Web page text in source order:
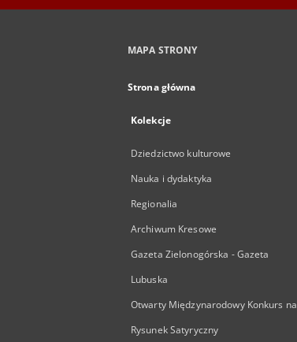
MAPA STRONY
Strona główna
Kolekcje
Dziedzictwo kulturowe
Nauka i dydaktyka
Regionalia
Archiwum Kresowe
Gazeta Zielonogórska - Gazeta
Lubuska
Otwarty Międzynarodowy Konkurs na
Rysunek Satyryczny